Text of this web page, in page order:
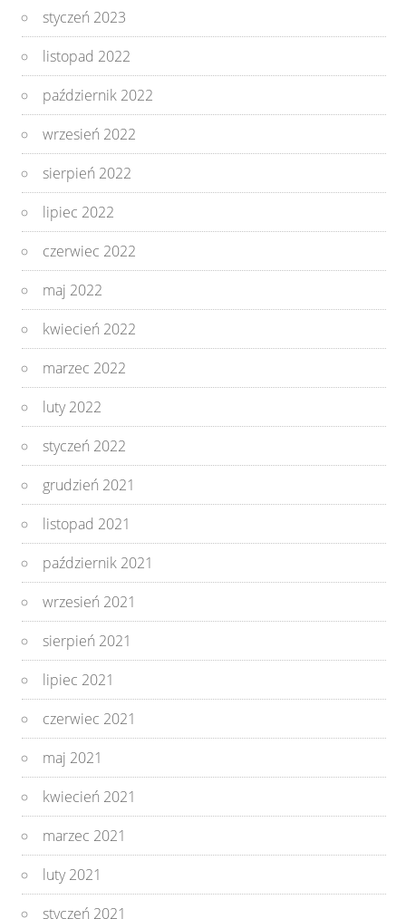
styczeń 2023
listopad 2022
październik 2022
wrzesień 2022
sierpień 2022
lipiec 2022
czerwiec 2022
maj 2022
kwiecień 2022
marzec 2022
luty 2022
styczeń 2022
grudzień 2021
listopad 2021
październik 2021
wrzesień 2021
sierpień 2021
lipiec 2021
czerwiec 2021
maj 2021
kwiecień 2021
marzec 2021
luty 2021
styczeń 2021